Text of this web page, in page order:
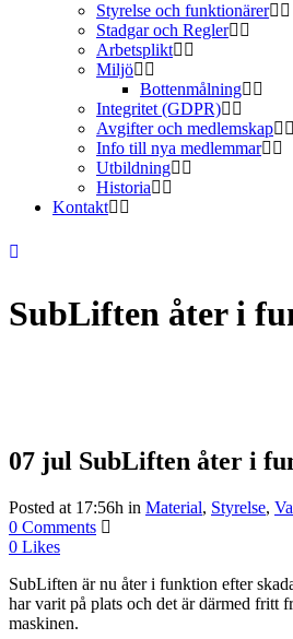
Styrelse och funktionärer
Stadgar och Regler
Arbetsplikt
Miljö
Bottenmålning
Integritet (GDPR)
Avgifter och medlemskap
Info till nya medlemmar
Utbildning
Historia
Kontakt
SubLiften åter i
07 jul SubLiften åter i
Posted at 17:56h in Material, Styrelse,
0 Comments
0 Likes
SubLiften är nu åter i funktion efter
har varit på plats och det är därmed fritt
maskinen.